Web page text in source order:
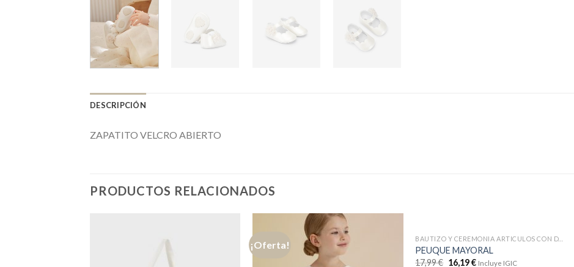
DESCRIPCIÓN
ZAPATITO VELCRO ABIERTO
PRODUCTOS RELACIONADOS
¡Oferta!
BAUTIZO Y CEREMONIA ARTICULOS CON DTOS
PEUQUE MAYORAL
17,99€ 16,19€ Incluye IGIC